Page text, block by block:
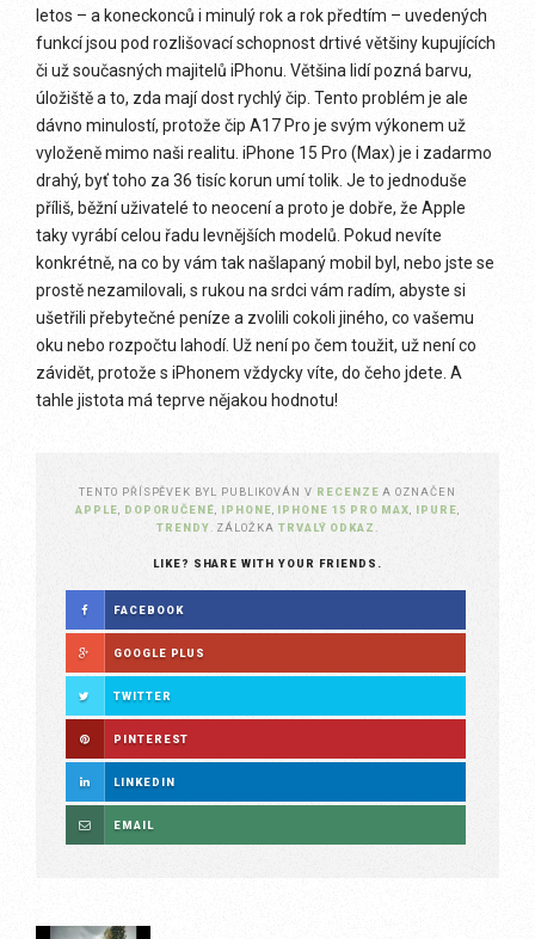
letos – a koneckonců i minulý rok a rok předtím – uvedených
funkcí jsou pod rozlišovací schopnost drtivé většiny kupujících
či už současných majitelů iPhonu. Většina lidí pozná barvu,
úložiště a to, zda mají dost rychlý čip. Tento problém je ale
dávno minulostí, protože čip A17 Pro je svým výkonem už
vyloženě mimo naši realitu. iPhone 15 Pro (Max) je i zadarmo
drahý, byť toho za 36 tisíc korun umí tolik. Je to jednoduše
příliš, běžní uživatelé to neocení a proto je dobře, že Apple
taky vyrábí celou řadu levnějších modelů. Pokud nevíte
konkrétně, na co by vám tak našlapaný mobil byl, nebo jste se
prostě nezamilovali, s rukou na srdci vám radím, abyste si
ušetřili přebytečné peníze a zvolili cokoli jiného, co vašemu
oku nebo rozpočtu lahodí. Už není po čem toužit, už není co
závidět, protože s iPhonem vždycky víte, do čeho jdete. A
tahle jistota má teprve nějakou hodnotu!
TENTO PŘÍSPĚVEK BYL PUBLIKOVÁN V RECENZE A OZNAČEN
APPLE
DOPORUČENÉ IPHONE IPHONE 15 PRO MAX IPURE
TRENDY . ZÁLOŽKA TRVALÝ ODKAZ
LIKE? SHARE WITH YOUR FRIENDS.
FACEBOOK
GOOGLE PLUS
TWITTER
PINTEREST
LINKEDIN
EMAIL